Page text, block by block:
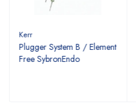
Kerr
Plugger System B / Element
Free SybronEndo